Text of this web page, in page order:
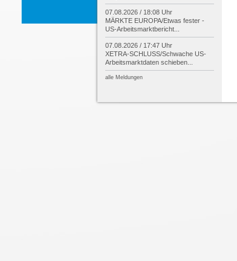
07.08.2026 / 18:08 Uhr
MÄRKTE EUROPA/Etwas fester -
US-Arbeitsmarktbericht...
07.08.2026 / 17:47 Uhr
XETRA-SCHLUSS/Schwache US-
Arbeitsmarktdaten schieben...
alle Meldungen